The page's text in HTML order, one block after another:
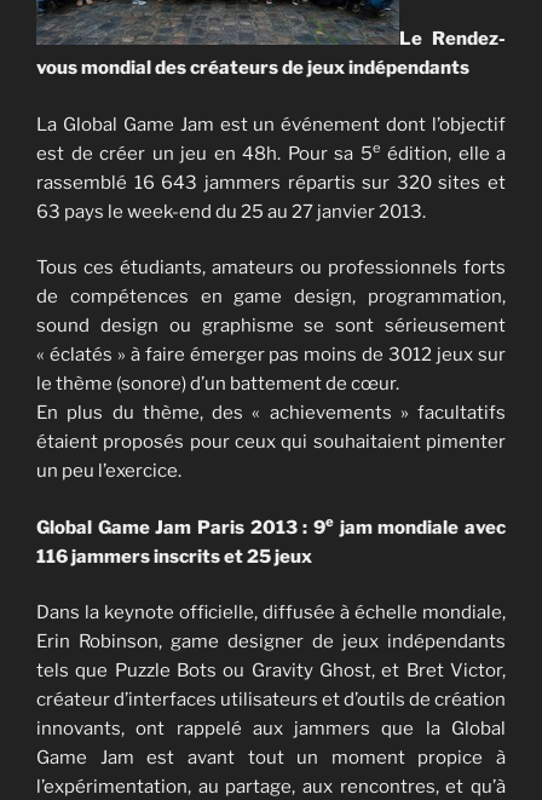
Le Rendez-
vous mondial des créateurs de jeux indépendants
La Global Game Jam est un événement dont l’objectif
est de créer un jeu en 48h. Pour sa 5e édition, elle a
rassemblé 16 643 jammers répartis sur 320 sites et
63 pays le week-end du 25 au 27 janvier 2013.
Tous ces étudiants, amateurs ou professionnels forts
de compétences en game design, programmation,
sound design ou graphisme se sont sérieusement
« éclatés » à faire émerger pas moins de 3012 jeux sur
le thème (sonore) d’un battement de cœur.
En plus du thème, des « achievements » facultatifs
étaient proposés pour ceux qui souhaitaient pimenter
un peu l’exercice.
Global Game Jam Paris 2013 : 9e jam mondiale avec
116 jammers inscrits et 25 jeux
Dans la keynote officielle, diffusée à échelle mondiale,
Erin Robinson, game designer de jeux indépendants
tels que Puzzle Bots ou Gravity Ghost, et Bret Victor,
créateur d’interfaces utilisateurs et d’outils de création
innovants, ont rappelé aux jammers que la Global
Game Jam est avant tout un moment propice à
l’expérimentation, au partage, aux rencontres, et qu’à